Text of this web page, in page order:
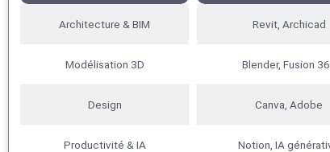
Architecture & BIM Revit, Archicad
Modélisation 3D Blender, Fusion
Design Canva, Adobe
Productivité & IA Notion, IA